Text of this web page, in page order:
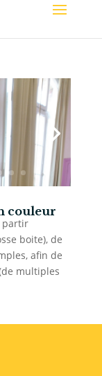
couleur
partir
boite), de
afin de
multiples